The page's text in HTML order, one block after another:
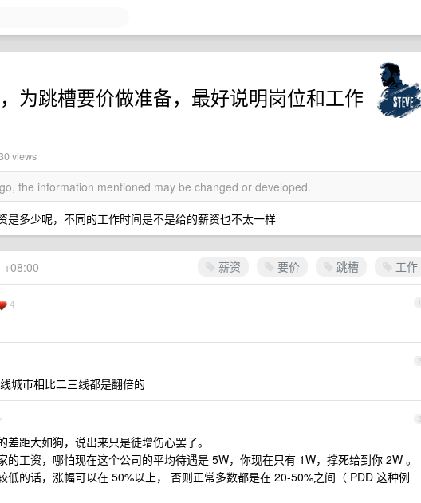
为跳槽要价做准备，最好说明岗位和工作
views
the information mentioned may be changed or developed.
是多少呢，不同的工作时间是不是给的薪资也不太一样
薪资 要价 跳槽 工作
1
4
2
城市相比二三线都是翻倍的
3
距大如狗，说出来只是徒增伤心罢了。
的工资，哪怕现在这个公司的平均待遇是 5W，你现在只有 1W，撑死给到你 2W 。
低的话，涨幅可以在 50%以上， 否则正常多数都是在 20-50%之间（ PDD 这种例